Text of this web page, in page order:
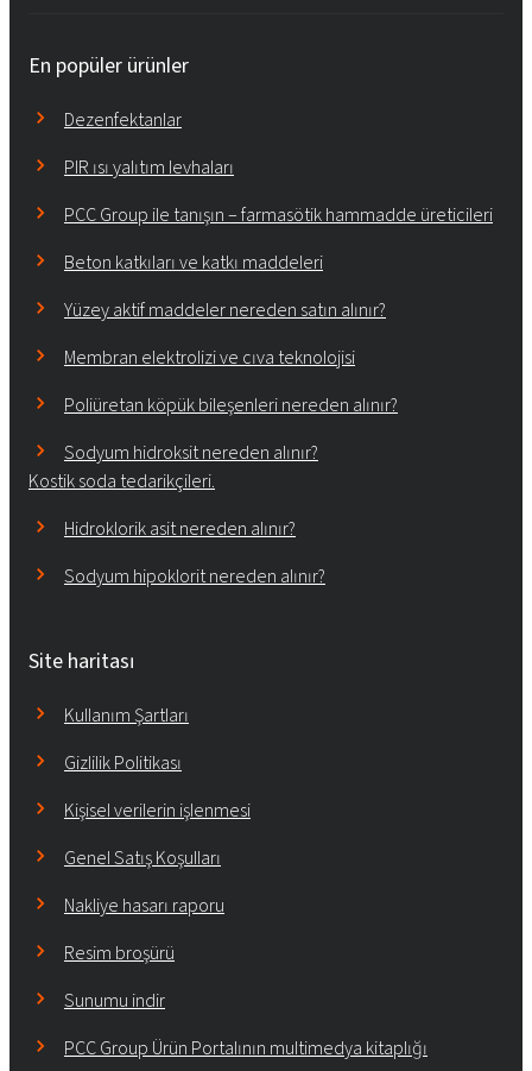
En popüler ürünler
Dezenfektanlar
PIR ısı yalıtım levhaları
PCC Group ile tanışın – farmasötik hammadde üreticileri
Beton katkıları ve katkı maddeleri
Yüzey aktif maddeler nereden satın alınır?
Membran elektrolizi ve cıva teknolojisi
Poliüretan köpük bileşenleri nereden alınır?
Sodyum hidroksit nereden alınır?
Kostik soda tedarikçileri.
Hidroklorik asit nereden alınır?
Sodyum hipoklorit nereden alınır?
Site haritası
Kullanım Şartları
Gizlilik Politikası
Kişisel verilerin işlenmesi
Genel Satış Koşulları
Nakliye hasarı raporu
Resim broşürü
Sunumu indir
PCC Group Ürün Portalının multimedya kitaplığı